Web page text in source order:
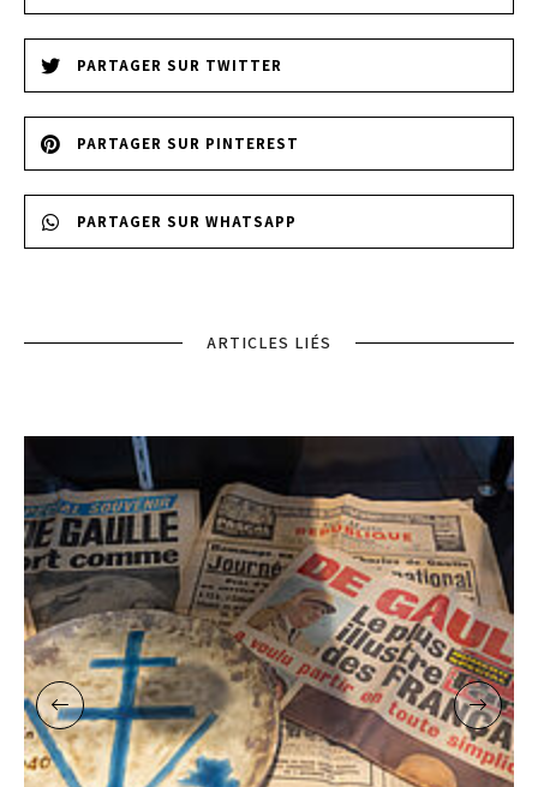
PARTAGER SUR TWITTER
PARTAGER SUR PINTEREST
PARTAGER SUR WHATSAPP
ARTICLES LIÉS